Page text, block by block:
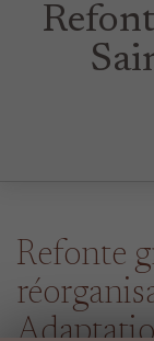
Refonte